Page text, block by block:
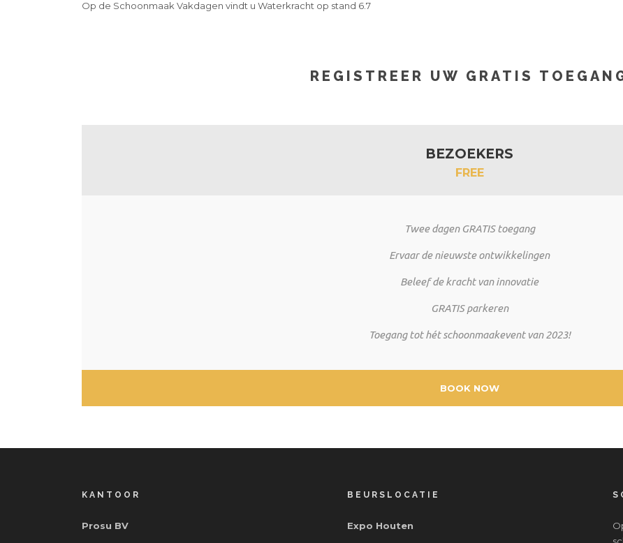
Op de Schoonmaak Vakdagen vindt u Waterkracht op stand 6.7
REGISTREER UW GRATIS
BEZOEKERS
FREE
Twee dagen GRATIS toegang
Ervaar de nieuwste ontwikkelingen
Beleef de kracht van innovatie
GRATIS parkeren
Toegang tot hét schoonmaakevent van 2023!
BOOK NOW
KANTOOR
Prosu BV
BEURSLOCATIE
Expo Houten